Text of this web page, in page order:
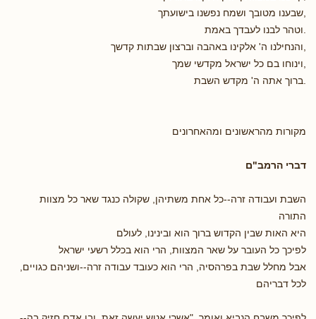
,שבענו מטובך ושמח נפשנו בישועתך
.וטהר לבנו לעבדך באמת
,והנחילנו ה' אלקינו באהבה וברצון שבתות קדשך
,וינוחו בם כל ישראל מקדשי שמך
.ברוך אתה ה' מקדש השבת
מקורות מהראשונים ומהאחרונים
דברי הרמב"ם
השבת ועבודה זרה--כל אחת משתיהן, שקולה כנגד שאר כל מצוות
התורה
היא האות שבין הקדוש ברוך הוא ובינינו, לעולם
לפיכך כל העובר על שאר המצוות, הרי הוא בכלל רשעי ישראל
אבל מחלל שבת בפרהסיה, הרי הוא כעובד עבודה זרה--ושניהם כגויים,
לכל דבריהם